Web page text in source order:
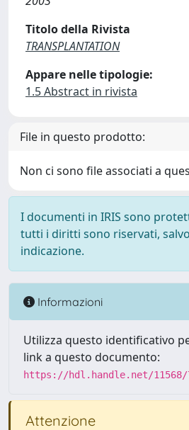
Titolo della Rivista
TRANSPLANTATION
Appare nelle tipologie:
1.5 Abstract in rivista
File in questo prodotto:
Non ci sono file associati a
I documenti in IRIS sono
tutti i diritti sono riservati,
indicazione.
Informazioni
Utilizza questo identificativo
link a questo documento:
https://hdl.handle.net/11568/
Attenzione